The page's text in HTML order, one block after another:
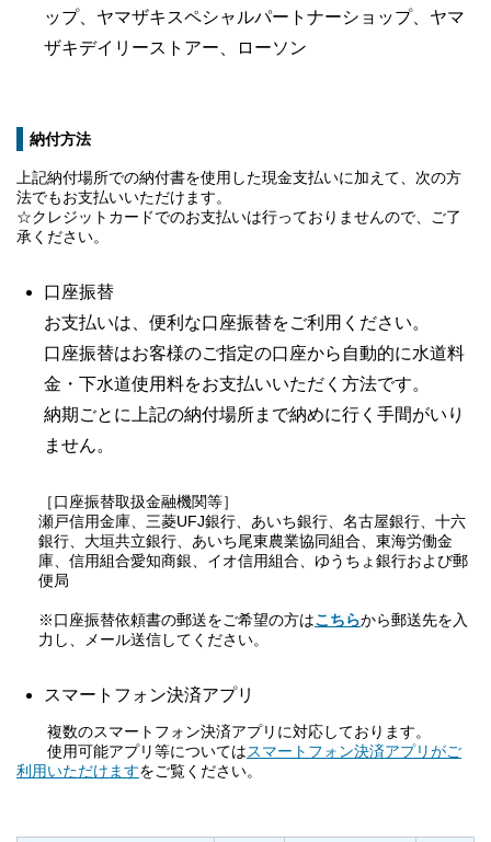
ップ、ヤマザキスペシャルパートナーショップ、 ヤマ
ザキデイリーストアー、 ローソン
納付方法
上記納付場所での納付書を使用した現金支払いに加えて、次の方
法でもお支払いいただけます。
☆クレジットカードでのお支払いは行っておりませんので、ご了
承ください。
口座振替
お支払いは、便利な口座振替をご利用ください。
口座振替はお客様のご指定の口座から自動的に水道料
金・下水道使用料をお支払いいただく方法です。
納期ごとに上記の納付場所まで納めに行く手間がいり
ません。
［口座振替取扱金融機関等］
瀬戸信用金庫、三菱UFJ銀行、あいち銀行、名古屋銀行、十六
銀行、大垣共立銀行、あいち尾東農業協同組合、東海労働金
庫、信用組合愛知商銀、イオ信用組合、ゆうちょ銀行および郵
便局
※口座振替依頼書の郵送をご希望の方はこちらから郵送先を入
力し、メール送信してください。
スマートフォン決済アプリ
複数のスマートフォン決済アプリに対応しております。
使用可能アプリ等についてはスマートフォン決済アプリがご
利用いただけますをご覧ください。